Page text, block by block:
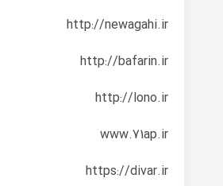
http://newagahi.ir
http://bafarin.ir
http://lono.ir
www.71ap.ir
https://divar.ir